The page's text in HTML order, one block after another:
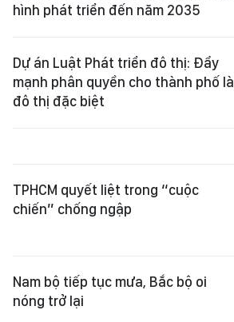
hình phát triển đến năm 2035
Dự án Luật Phát triển đô thị: Đẩy
mạnh phân quyền cho thành phố là
đô thị đặc biệt
TPHCM quyết liệt trong “cuộc
chiến” chống ngập
Nam bộ tiếp tục mưa, Bắc bộ oi
nóng trở lại